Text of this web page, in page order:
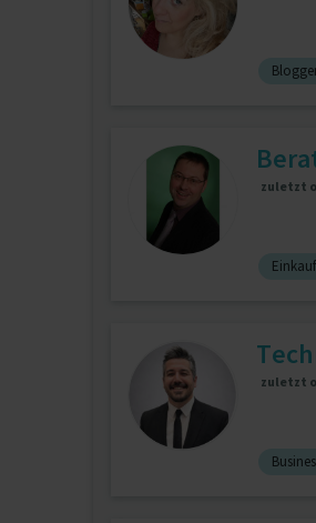
zuletzt
zuletzt